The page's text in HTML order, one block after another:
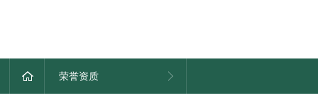
荣誉资质